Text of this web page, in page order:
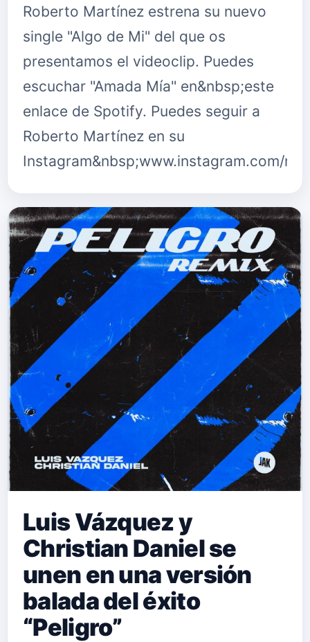
Roberto Martínez estrena su nuevo
single "Algo de Mi" del que os
presentamos el videoclip. Puedes
escuchar "Amada Mía" en&nbsp;este
enlace de Spotify. Puedes seguir a
Roberto Martínez en su
Instagram&nbsp;www.instagram.com/
Luis Vázquez y
Christian Daniel se
unen en una versión
balada del éxito
“Peligro”